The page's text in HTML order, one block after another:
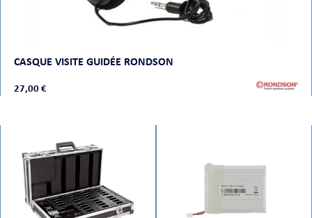
CASQUE VISITE GUIDÉE RONDSON
27,00 €